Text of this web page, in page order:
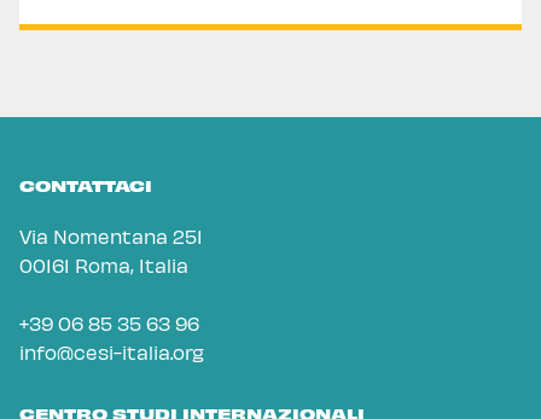
CONTATTACI
Via Nomentana 251
00161 Roma, Italia
+39 06 85 35 63 96
info@cesi-italia.org
CENTRO STUDI INTERNAZIONALI